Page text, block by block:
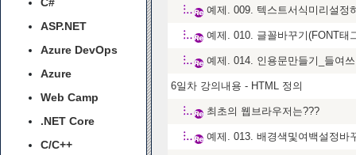
ASP.NET
Azure DevOps
Azure
Web Camp
.NET Core
C/C++
예제. 009. 텍스트서식미리설정
예제. 010. 글꼴바꾸기(FONT태
예제. 014. 인용문만들기_들여
6일차 강의내용 - HTML 정의
최초의 웹브라우저는???
예제. 013. 배경색및여백설정바